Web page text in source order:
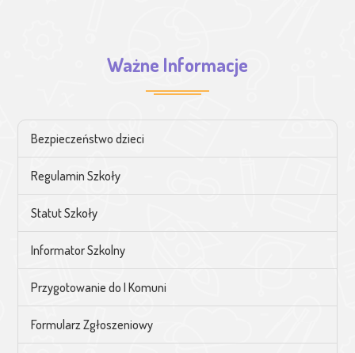
Ważne Informacje
Bezpieczeństwo dzieci
Regulamin Szkoły
Statut Szkoły
Informator Szkolny
Przygotowanie do I Komuni
Formularz Zgłoszeniowy